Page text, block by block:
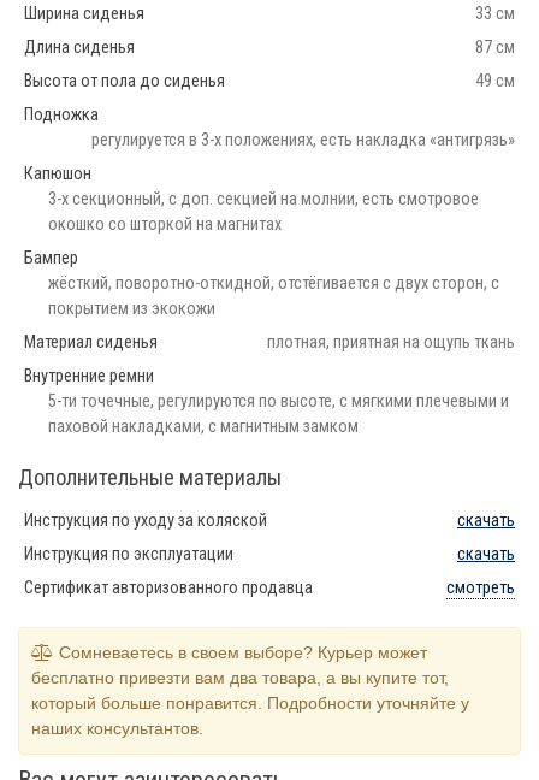
Ширина сиденья
33 см
Длина сиденья
87 см
Высота от пола до сиденья
49 см
Подножка
регулируется в 3-х положениях, есть накладка «антигрязь»
Капюшон
3-х секционный, с доп. секцией на молнии, есть смотровое
окошко со шторкой на магнитах
Бампер
жёсткий, поворотно-откидной, отстёгивается с двух сторон, с
покрытием из экокожи
Материал сиденья
плотная, приятная на ощупь ткань
Внутренние ремни
5-ти точечные, регулируются по высоте, с мягкими плечевыми и
паховой накладками, с магнитным замком
Дополнительные материалы
Инструкция по уходу за коляской
скачать
Инструкция по эксплуатации
скачать
Сертификат авторизованного продавца
смотреть
Сомневаетесь в своем выборе? Курьер может
бесплатно привезти вам два товара, а вы купите тот,
который больше понравится. Подробности уточняйте у
наших консультантов.